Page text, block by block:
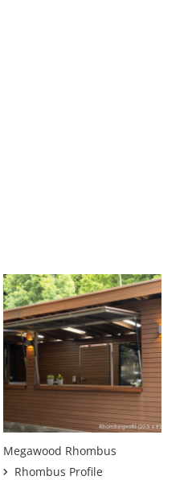
Megawood Rhombus
Rhombus Profile